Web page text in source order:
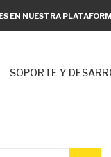
EN NUESTRA
SOPORTE Y